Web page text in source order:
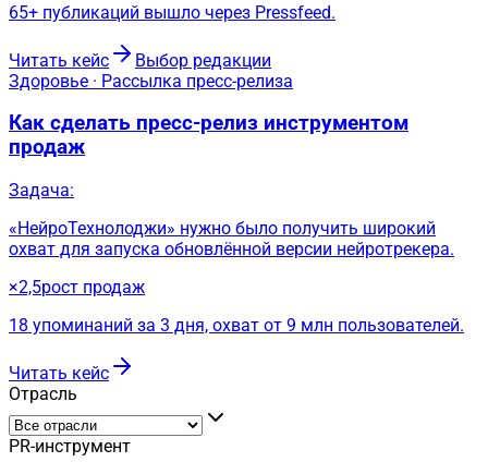
65+ публикаций вышло через Pressfeed.
Читать кейс
Выбор редакции
Здоровье · Рассылка пресс-релиза
Как сделать пресс-релиз инструментом
продаж
Задача:
«НейроТехнолоджи» нужно было получить широкий
охват для запуска обновлённой версии нейротрекера.
×2,5рост продаж
18 упоминаний за 3 дня, охват от 9 млн пользователей.
Читать кейс
Отрасль
PR-инструмент